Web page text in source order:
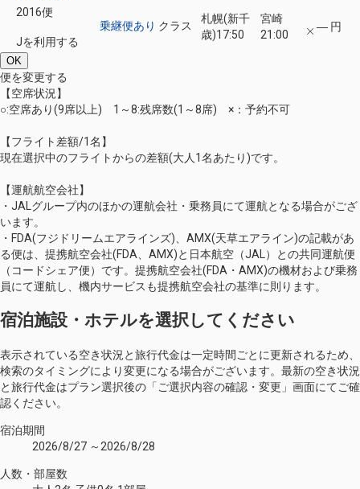
2016便
乗継便あり クラス
Jを利用する
札幌(新千
歳)17:50
宮崎
21:00
― 円
OK
便を変更する
【空席状況】
○:空席あり(9席以上) 1～8:残席数(1～8席) ×：予約不可
【フライト差額/1名】
現在選択中のフライトからの差額(大人1名あたり)です。
【運航航空会社】
・JALグループ内のほかの運航会社・乗務員にて運航となる場合がござ
います。
・FDA(フジドリームエアラインズ)、AMX(天草エアライン)の記載があ
る便は、提携航空会社(FDA、AMX)と日本航空（JAL）との共同運航便
（コードシェア便）です。提携航空会社(FDA・AMX)の機材および乗務
員にて運航し、機内サービスも提携航空会社の基準に則ります。
宿泊施設・ホテルを選択してください
表示されている空き状況と旅行代金は一定時間ごとに更新されるため、
検索のタイミングにより変更になる場合がございます。最新の空き状況
と旅行代金はプラン選択後の「ご選択内容の確認・変更」画面にてご確
認ください。
宿泊期間
2026/8/27 ～2026/8/28
人数・部屋数